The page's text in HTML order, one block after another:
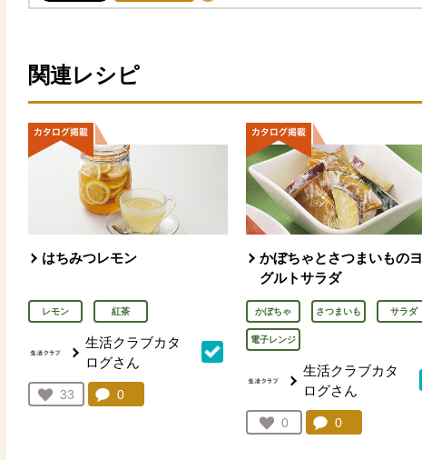
関連レシピ
はちみつレモン
レモン 紅茶
生活クラブカタ
ログさん
お気に入り登録：
33
人が登録
コメント：
0
かぼちゃとさつまいもの
グルトサラダ
かぼちゃ さつまいも サラダ
電子レンジ
生活クラブカタ
ログさん
お気に入り登録：
0
人が登録
コメント：
0件。コメント